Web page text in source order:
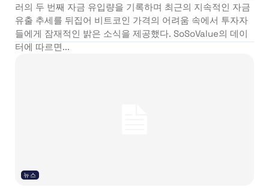
러의 두 번째 자금 유입량을 기록하며 최근의 지속적인 자금
유출 추세를 뒤집어 비트코인 가격의 어려움 속에서 투자자
들에게 잠재적인 밝은 소식을 제공했다. SoSoValue의 데이
터에 따르면...
뉴스